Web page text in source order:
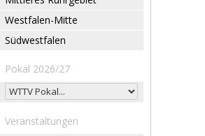
Westfalen-Mitte
Südwestfalen
Pokal 2026/27
Veranstaltungen